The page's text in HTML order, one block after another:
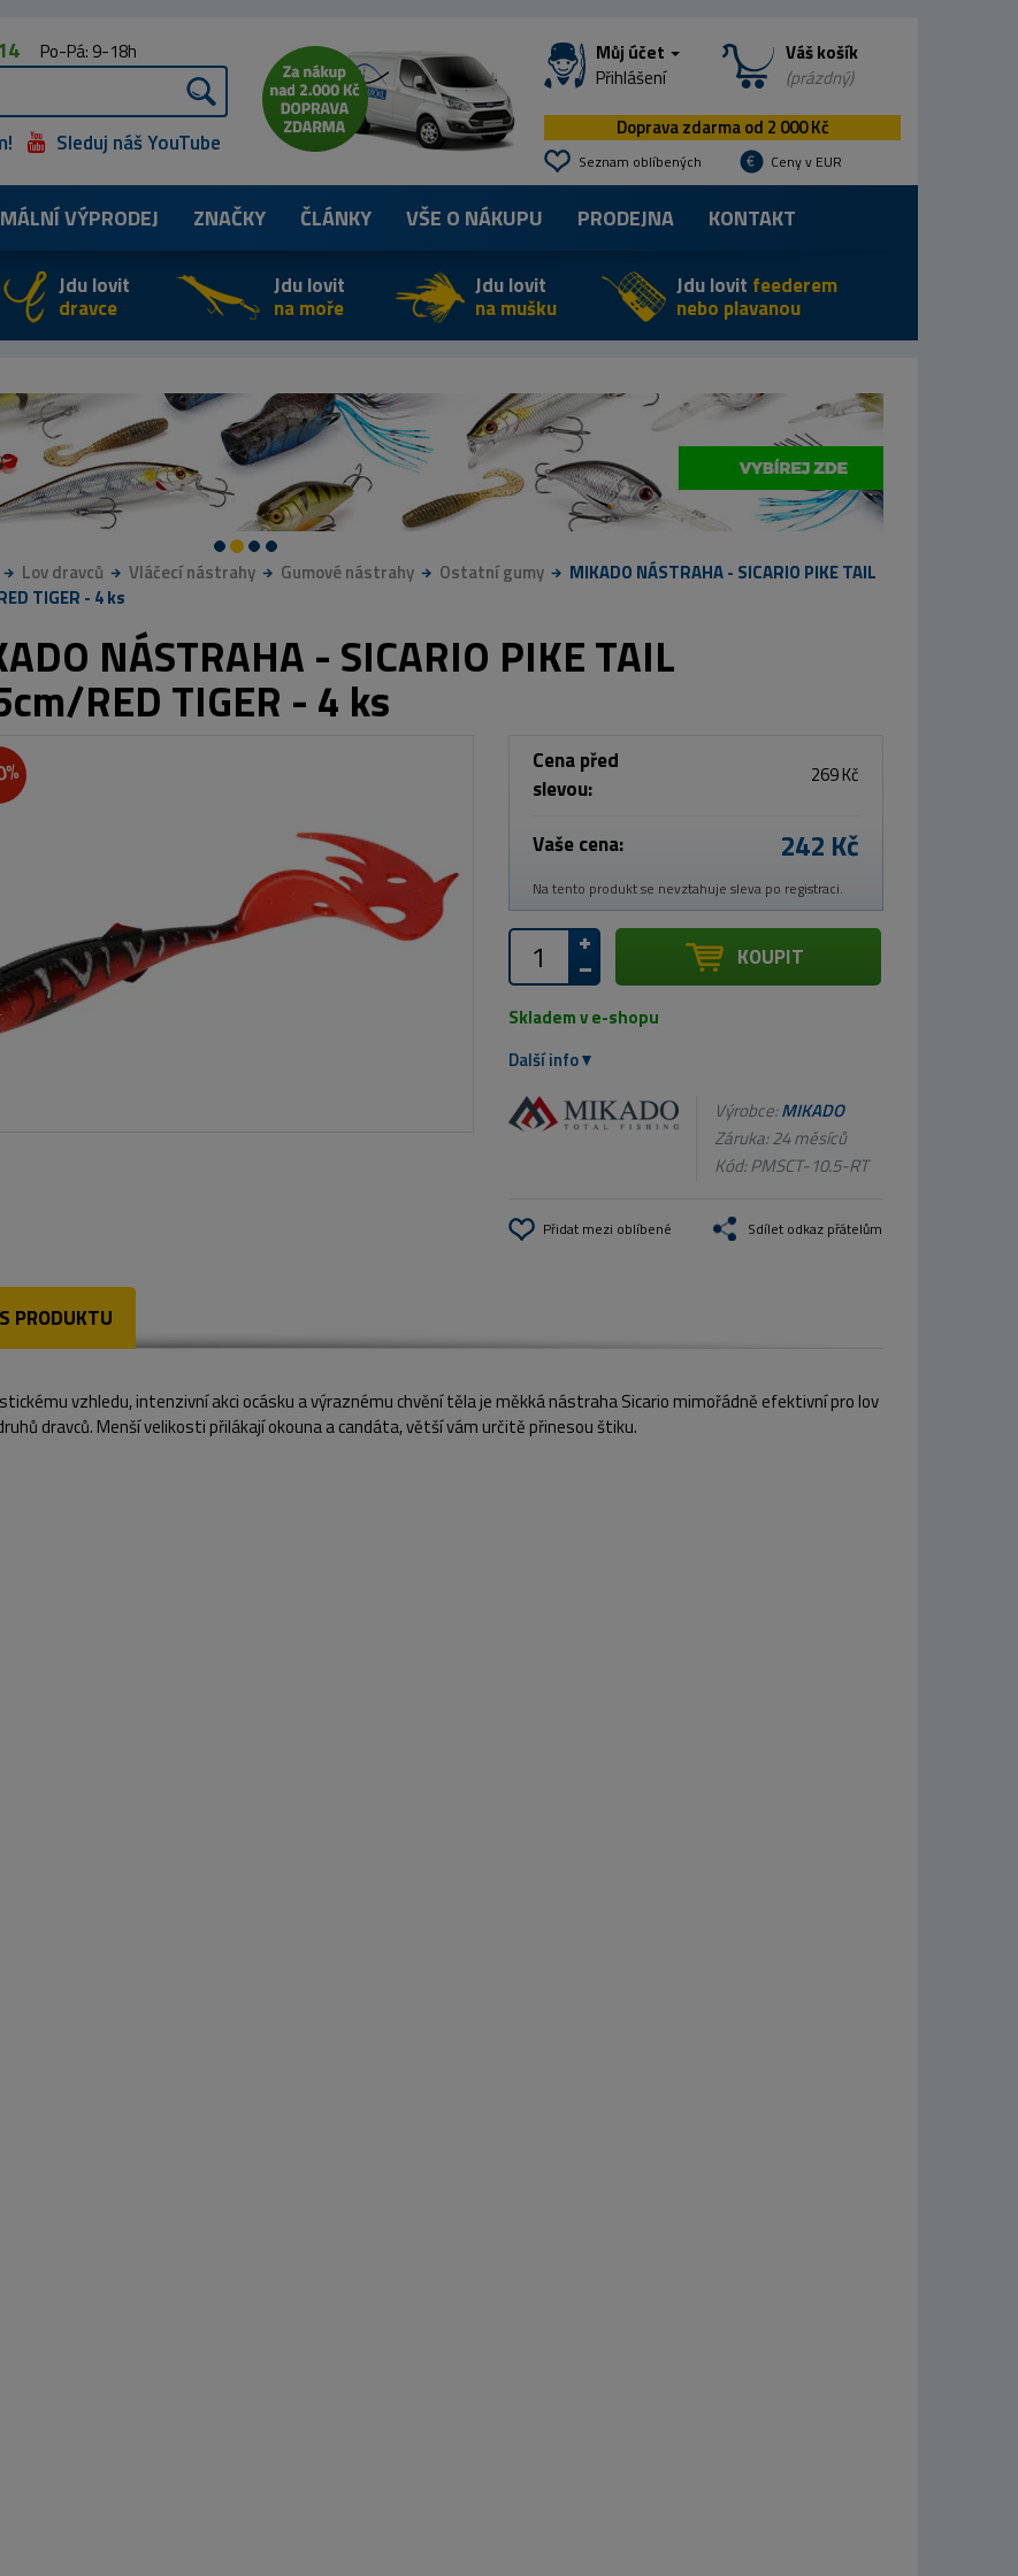
Po-Pá: 9-18h
Sleduj náš YouTube
Můj účet
Přihlášení
Váš košík
(prázdný)
Doprava zdarma od 2 000 Kč
Seznam oblíbených Ceny v EUR
VÝPRODEJ ZNAČKY ČLÁNKY VŠE O NÁKUPU PRODEJNA KONTAKT
Jdu lovit
dravce
Jdu lovit
na moře
Jdu lovit
na mušku
Jdu lovit feederem
nebo plavanou
Lov dravců Vláčecí nástrahy Gumové nástrahy Ostatní gumy
MIKADO NÁSTRAHA - SICARIO PIKE TAIL
TIGER - 4 ks
NÁSTRAHA - SICARIO PIKE TAIL
RED TIGER - 4 ks
Cena před
slevou:
269 Kč
Vaše cena: 242 Kč
Na tento produkt se nevztahuje sleva po registraci.
KOUPIT
Skladem v e-shopu
Další info
Výrobce:MIKADO
Záruka: 24 měsíců
Kód:PMSCT-10.5-RT
Přidat mezi oblíbené Sdílet odkaz přátelům
PRODUKTU
vzhledu, intenzivní akci ocásku a výraznému chvění těla je měkká nástraha Sicario mimořádně efektivní pro lov
dravců. Menší velikosti přilákají okouna a candáta, větší vám určitě přinesou štiku.